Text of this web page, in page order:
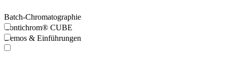
Batch-Chromatographie
Contichrom® CUBE
Demos & Einführungen